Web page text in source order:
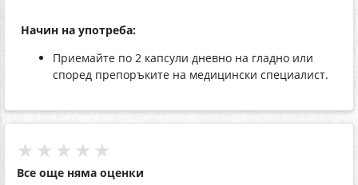
Начин на употреба:
Приемайте по 2 капсули дневно на гладно или
според препоръките на медицински специалист.
★★★★★
Все още няма оценки